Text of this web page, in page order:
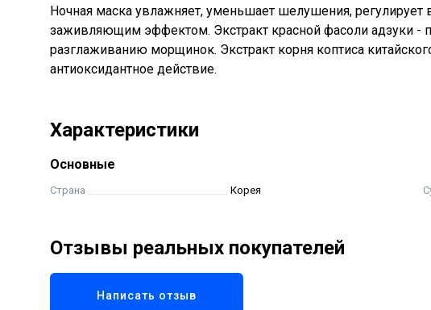
Ночная маска увлажняет, уменьшает шелушения, регулирует
заживляющим эффектом. Экстракт красной фасоли адзуки -
разглаживанию морщинок. Экстракт корня коптиса
антиоксидантное действие.
Характеристики
Основные
Страна Корея
Отзывы реальных покупателей
Написать отзыв